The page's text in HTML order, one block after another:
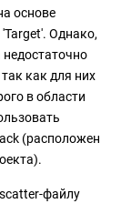
основе
Однако,
как для них
в области
(расположен
файлу